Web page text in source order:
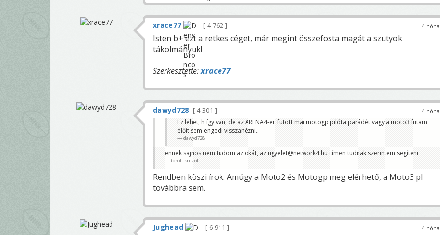
4
xrace77 4 762
Isten b+ ezt a retkes céget, már megint összefosta magát a szutyok
tákolmányuk!
Szerkesztette:xrace77
4
dawyd728
4 301
Ez lehet, h így van, de az ARENA4-en futott mai motogp pilóta parádét vagy a moto3 futam
élőit sem engedi visszanézni..
dawyd728
ennek sajnos nem tudom az okát, az ugyelet@network4.hu címen tudnak szerintem segíteni
törölt kristof
Rendben köszi írok. Amúgy a Moto2 és Motogp meg elérhető, a Moto3 pl
továbbra sem.
4
Jughead
6 911